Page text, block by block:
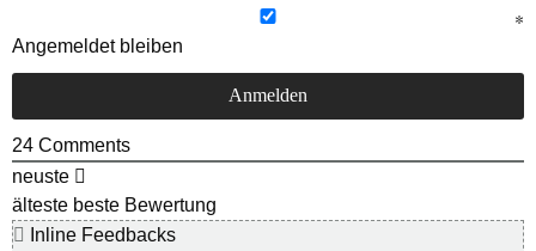
Angemeldet bleiben
24 Comments
neuste
älteste beste Bewertung
Inline Feedbacks